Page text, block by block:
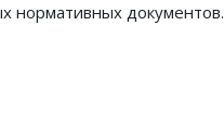
нормативных документов.